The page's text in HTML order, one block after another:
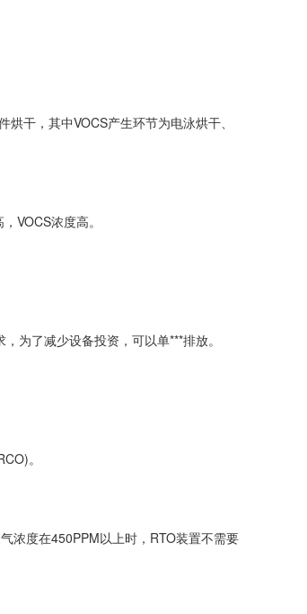
干，其中VOCS产生环节为电泳烘干、
VOCS浓度高。
为了减少设备投资，可以单***排放。
。
浓度在450PPM以上时，RTO装置不需要